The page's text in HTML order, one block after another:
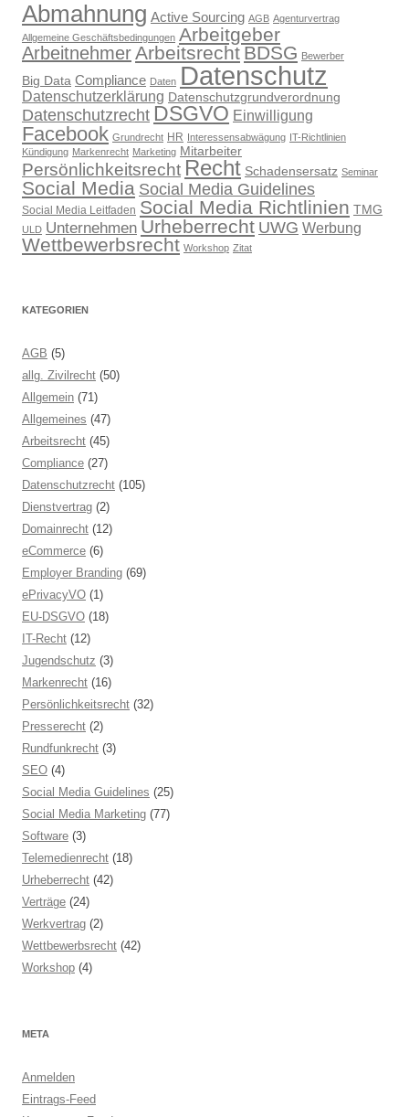
Abmahnung Active Sourcing AGB Agenturvertrag
Allgemeine Geschäftsbedingungen Arbeitgeber
ArbeitnehmerArbeitsrecht BDSG Bewerber
Big Data Compliance Daten Datenschutz
Datenschutzerklärung Datenschutzgrundverordnung
Datenschutzrecht DSGVO Einwilligung
Facebook Grundrecht HR Interessensabwägung IT-Richtlinien
Kündigung Markenrecht Marketing Mitarbeiter
Persönlichkeitsrecht Recht Schadensersatz Seminar
Social Media Social Media Guidelines
Social Media Leitfaden Social Media Richtlinien TMG
ULD Unternehmen Urheberrecht UWG Werbung
Wettbewerbsrecht Workshop Zitat
KATEGORIEN
AGB (5)
allg. Zivilrecht (50)
Allgemein (71)
Allgemeines (47)
Arbeitsrecht (45)
Compliance (27)
Datenschutzrecht (105)
Dienstvertrag (2)
Domainrecht (12)
eCommerce (6)
Employer Branding (69)
ePrivacyVO (1)
EU-DSGVO (18)
IT-Recht (12)
Jugendschutz (3)
Markenrecht (16)
Persönlichkeitsrecht (32)
Presserecht (2)
Rundfunkrecht (3)
SEO (4)
Social Media Guidelines (25)
Social Media Marketing (77)
Software (3)
Telemedienrecht (18)
Urheberrecht (42)
Verträge (24)
Werkvertrag (2)
Wettbewerbsrecht (42)
Workshop (4)
META
Anmelden
Eintrags-Feed